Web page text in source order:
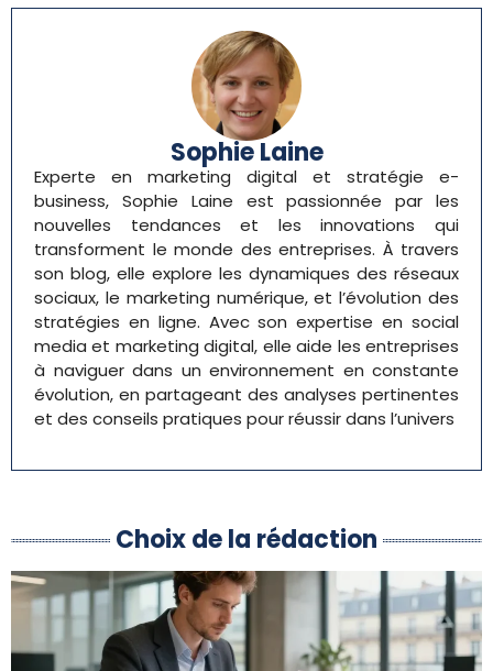
Sophie Laine
Experte en marketing digital et stratégie e-
business, Sophie Laine est passionnée par les
nouvelles tendances et les innovations qui
transforment le monde des entreprises. À travers
son blog, elle explore les dynamiques des réseaux
sociaux, le marketing numérique, et l’évolution des
stratégies en ligne. Avec son expertise en social
media et marketing digital, elle aide les entreprises
à naviguer dans un environnement en constante
évolution, en partageant des analyses pertinentes
et des conseils pratiques pour réussir dans l’univers
Choix de la rédaction